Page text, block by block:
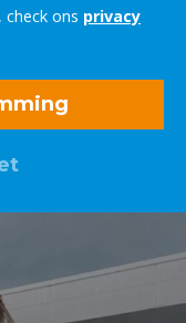
ons privacy